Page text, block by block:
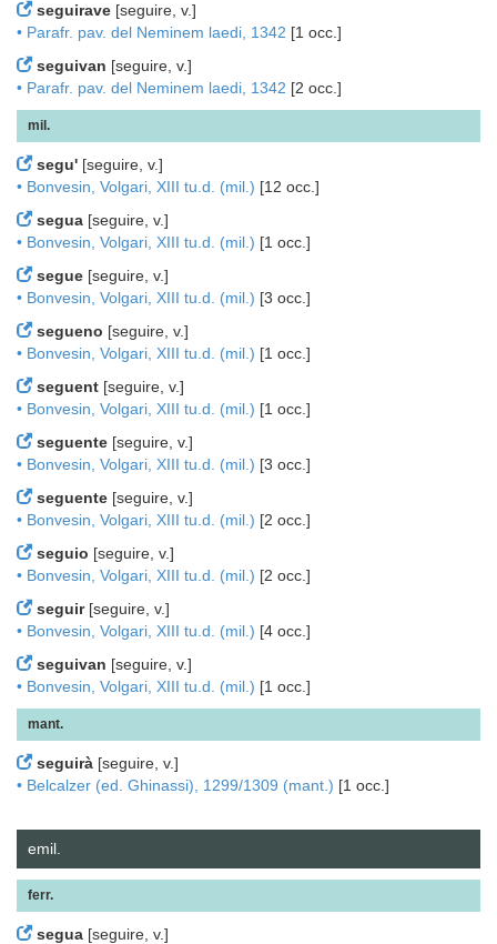
seguirave [seguire, v.]
• Parafr. pav. del Neminem laedi, 1342 [1 occ.]
seguivan [seguire, v.]
• Parafr. pav. del Neminem laedi, 1342 [2 occ.]
mil.
segu' [seguire, v.]
• Bonvesin, Volgari, XIII tu.d. (mil.) [12 occ.]
segua [seguire, v.]
• Bonvesin, Volgari, XIII tu.d. (mil.) [1 occ.]
segue [seguire, v.]
• Bonvesin, Volgari, XIII tu.d. (mil.) [3 occ.]
segueno [seguire, v.]
• Bonvesin, Volgari, XIII tu.d. (mil.) [1 occ.]
seguent [seguire, v.]
• Bonvesin, Volgari, XIII tu.d. (mil.) [1 occ.]
seguente [seguire, v.]
• Bonvesin, Volgari, XIII tu.d. (mil.) [3 occ.]
seguente [seguire, v.]
• Bonvesin, Volgari, XIII tu.d. (mil.) [2 occ.]
seguio [seguire, v.]
• Bonvesin, Volgari, XIII tu.d. (mil.) [2 occ.]
seguir [seguire, v.]
• Bonvesin, Volgari, XIII tu.d. (mil.) [4 occ.]
seguivan [seguire, v.]
• Bonvesin, Volgari, XIII tu.d. (mil.) [1 occ.]
mant.
seguirà [seguire, v.]
• Belcalzer (ed. Ghinassi), 1299/1309 (mant.) [1 occ.]
emil.
ferr.
segua [seguire, v.]